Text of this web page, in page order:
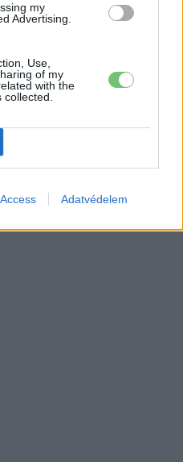
my
Advertising.
Use,
of my
with the
Adatvédelem